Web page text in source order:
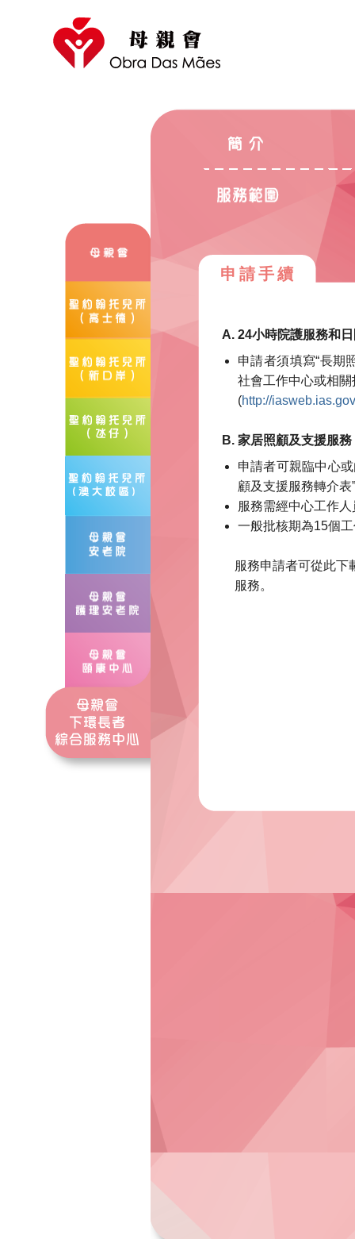
申請手續
A. 24小時院護服務和
申請者須填寫“長期
社會工作中心或相
(http://
B. 家居照顧及支援服務
申請者可親臨中心
顧及支援服務轉介
服務需經中心工作
一般批核期為15個
服務申請者可從此下
服務。